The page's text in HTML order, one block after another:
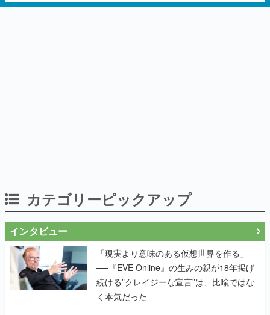
カテゴリーピックアップ
インタビュー
「現実より意味のある仮想世界を作る」
──『EVE Online』の生みの親が18年掲げ
続ける”クレイジーな宣言”は、比喩ではな
く本気だった